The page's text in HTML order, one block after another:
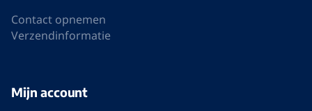
Contact opnemen
Verzendinformatie
Mijn account